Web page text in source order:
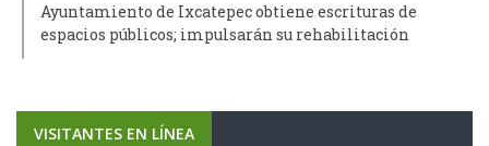
Ayuntamiento de Ixcatepec obtiene escrituras de
espacios públicos; impulsarán su rehabilitación
VISITANTES EN LÍNEA